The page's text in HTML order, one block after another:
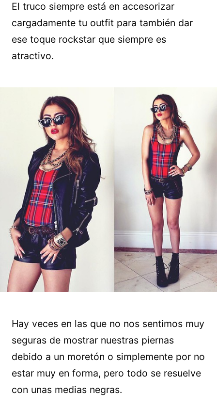
El truco siempre está en accesorizar
cargadamente tu outfit para también dar
ese toque rockstar que siempre es
atractivo.
Hay veces en las que no nos sentimos muy
seguras de mostrar nuestras piernas
debido a un moretón o simplemente por no
estar muy en forma, pero todo se resuelve
con unas medias negras.